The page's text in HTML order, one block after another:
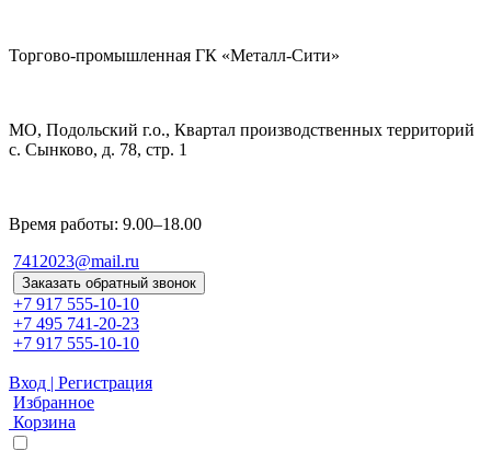
Торгово-промышленная ГК «Металл-Сити»
МО, Подольский г.о., Квартал производственных территорий
с. Сынково, д. 78, стр. 1
Время работы: 9.00–18.00
7412023@mail.ru
Заказать обратный звонок
+7 917 555-10-10
+7 495 741-20-23
+7 917 555-10-10
Вход | Регистрация
Избранное
Корзина